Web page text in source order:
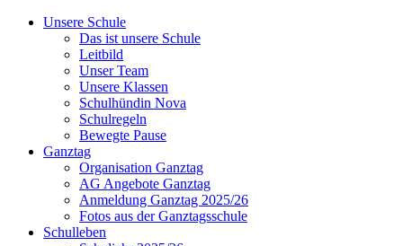
Unsere Schule
Das ist unsere Schule
Leitbild
Unser Team
Unsere Klassen
Schulhündin Nova
Schulregeln
Bewegte Pause
Ganztag
Organisation Ganztag
AG Angebote Ganztag
Anmeldung Ganztag 2025/26
Fotos aus der Ganztagsschule
Schulleben